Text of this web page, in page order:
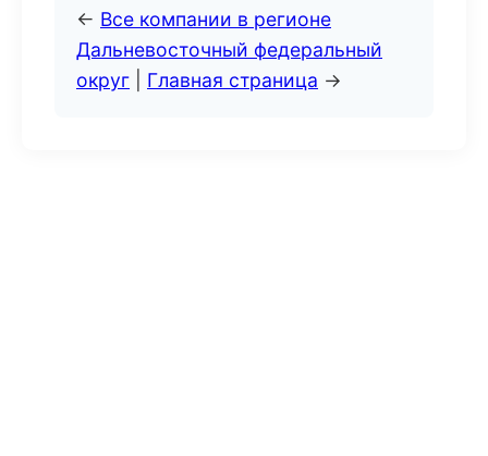
← Все компании в регионе
Дальневосточный федеральный
округ
Главная страница →